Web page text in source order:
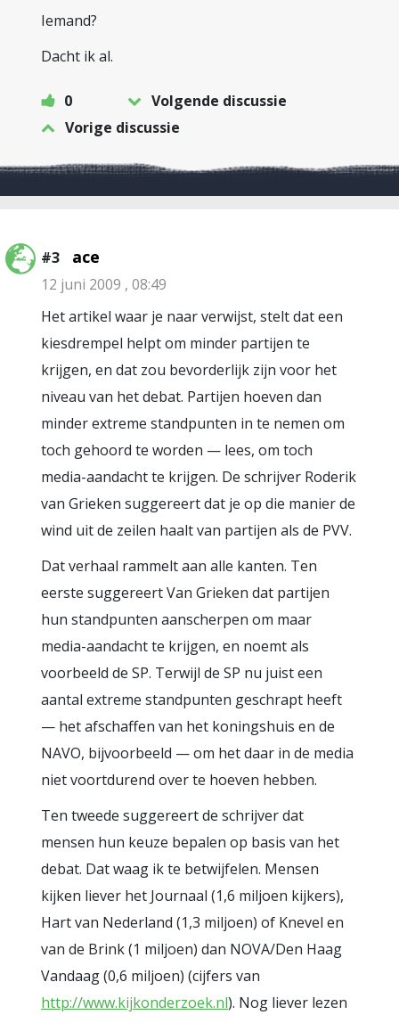
Iemand?
Dacht ik al.
0
Volgende discussie
Vorige discussie
#3 ace
12 juni 2009 , 08:49
Het artikel waar je naar verwijst, stelt dat een
kiesdrempel helpt om minder partijen te
krijgen, en dat zou bevorderlijk zijn voor het
niveau van het debat. Partijen hoeven dan
minder extreme standpunten in te nemen om
toch gehoord te worden — lees, om toch
media-aandacht te krijgen. De schrijver Roderik
van Grieken suggereert dat je op die manier de
wind uit de zeilen haalt van partijen als de PVV.
Dat verhaal rammelt aan alle kanten. Ten
eerste suggereert Van Grieken dat partijen
hun standpunten aanscherpen om maar
media-aandacht te krijgen, en noemt als
voorbeeld de SP. Terwijl de SP nu juist een
aantal extreme standpunten geschrapt heeft
— het afschaffen van het koningshuis en de
NAVO, bijvoorbeeld — om het daar in de media
niet voortdurend over te hoeven hebben.
Ten tweede suggereert de schrijver dat
mensen hun keuze bepalen op basis van het
debat. Dat waag ik te betwijfelen. Mensen
kijken liever het Journaal (1,6 miljoen kijkers),
Hart van Nederland (1,3 miljoen) of Knevel en
van de Brink (1 miljoen) dan NOVA/Den Haag
Vandaag (0,6 miljoen) (cijfers van
http://www.kijkonderzoek.nl). Nog liever lezen